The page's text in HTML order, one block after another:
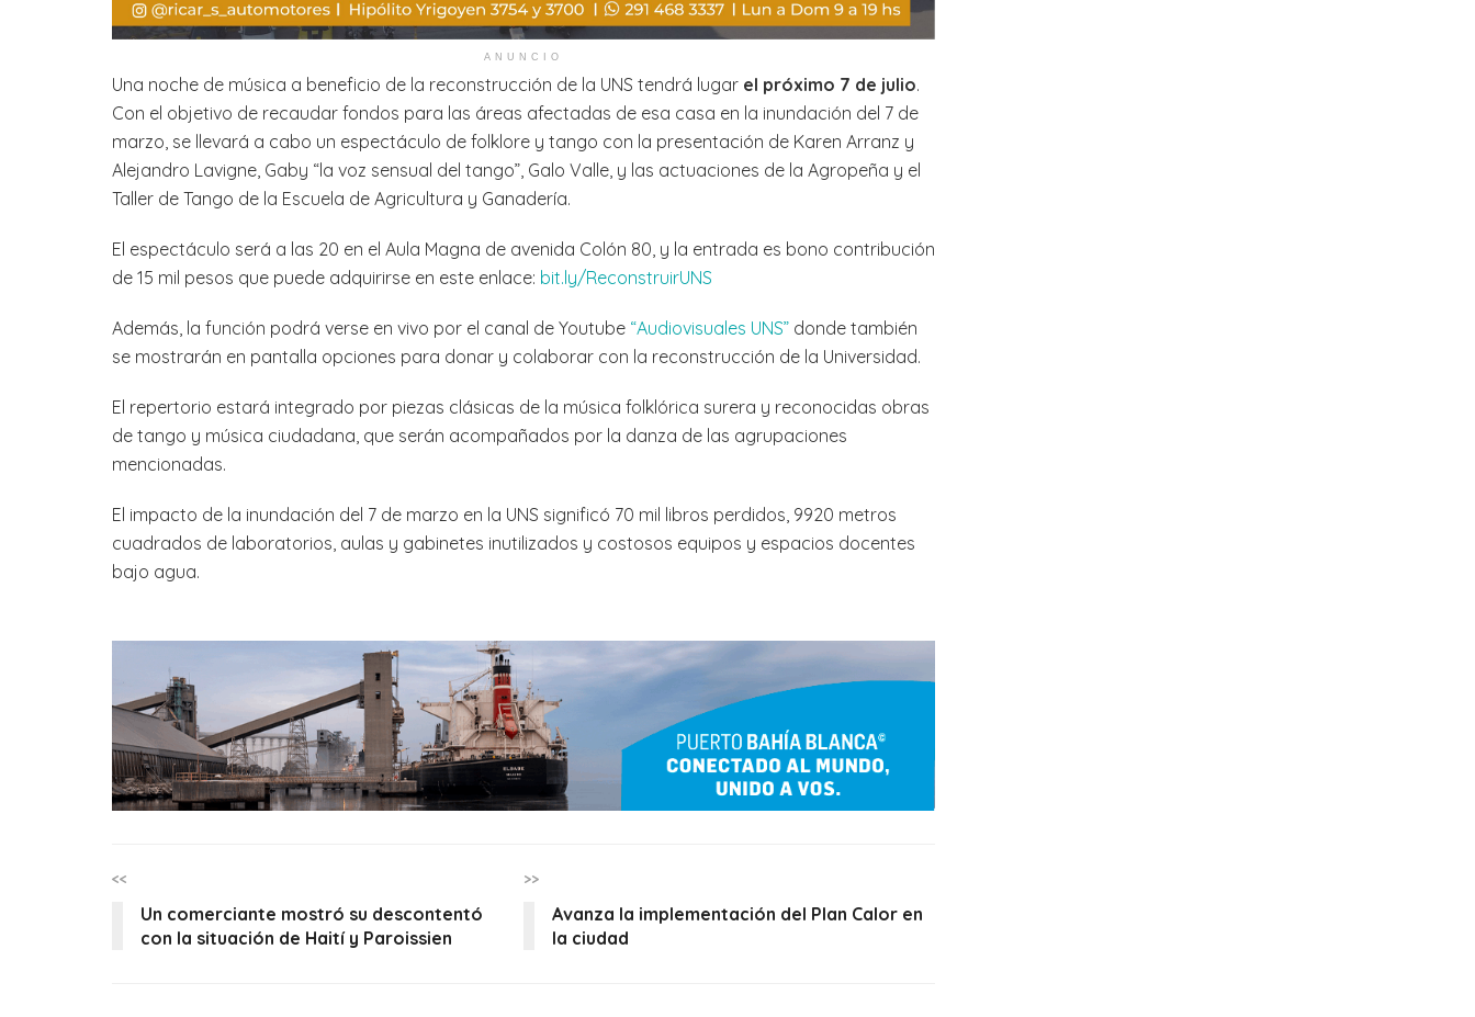
ANUNCIO
Una noche de música a beneficio de la reconstrucción de la UNS tendrá lugar el próximo 7 de julio.
Con el objetivo de recaudar fondos para las áreas afectadas de esa casa en la inundación del 7 de
marzo, se llevará a cabo un espectáculo de folklore y tango con la presentación de Karen Arranz y
Alejandro Lavigne, Gaby “la voz sensual del tango”, Galo Valle, y las actuaciones de la Agropeña y el
Taller de Tango de la Escuela de Agricultura y Ganadería.
El espectáculo será a las 20 en el Aula Magna de avenida Colón 80, y la entrada es bono contribución
de 15 mil pesos que puede adquirirse en este enlace: bit.ly/ReconstruirUNS
Además, la función podrá verse en vivo por el canal de Youtube “Audiovisuales UNS” donde también
se mostrarán en pantalla opciones para donar y colaborar con la reconstrucción de la Universidad.
El repertorio estará integrado por piezas clásicas de la música folklórica surera y reconocidas obras
de tango y música ciudadana, que serán acompañados por la danza de las agrupaciones
mencionadas.
El impacto de la inundación del 7 de marzo en la UNS significó 70 mil libros perdidos, 9920 metros
cuadrados de laboratorios, aulas y gabinetes inutilizados y costosos equipos y espacios docentes
bajo agua.
<<
Un comerciante mostró su descontentó
con la situación de Haití y Paroissien
>>
Avanza la implementación del Plan Calor en
la ciudad